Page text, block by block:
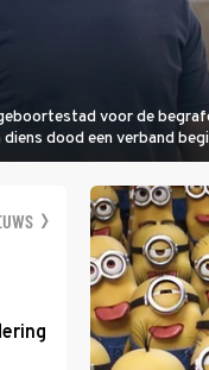
voor de
diens dood een verband